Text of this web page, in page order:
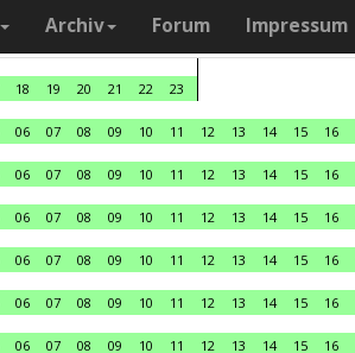
Archiv Forum Impressum
18 19 20 21 22
23
06 07 08 09 10 11 12 13 14 15 16
06 07 08 09 10 11 12 13 14 15 16
06 07 08 09 10 11 12 13 14 15 16
06 07 08 09 10 11 12 13 14 15 16
06 07 08 09 10 11 12 13 14 15 16
06 07 08 09 10 11 12 13 14 15 16